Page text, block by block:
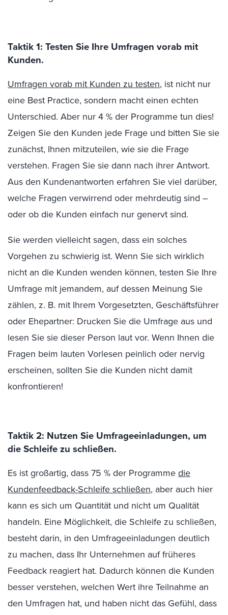
Taktik 1: Testen Sie Ihre Umfragen vorab mit
Kunden.
Umfragen vorab mit Kunden zu testen, ist nicht nur
eine Best Practice, sondern macht einen echten
Unterschied. Aber nur 4 % der Programme tun dies!
Zeigen Sie den Kunden jede Frage und bitten Sie sie
zunächst, Ihnen mitzuteilen, wie sie die Frage
verstehen. Fragen Sie sie dann nach ihrer Antwort.
Aus den Kundenantworten erfahren Sie viel darüber,
welche Fragen verwirrend oder mehrdeutig sind –
oder ob die Kunden einfach nur genervt sind.
Sie werden vielleicht sagen, dass ein solches
Vorgehen zu schwierig ist. Wenn Sie sich wirklich
nicht an die Kunden wenden können, testen Sie Ihre
Umfrage mit jemandem, auf dessen Meinung Sie
zählen, z. B. mit Ihrem Vorgesetzten, Geschäftsführer
oder Ehepartner: Drucken Sie die Umfrage aus und
lesen Sie sie dieser Person laut vor. Wenn Ihnen die
Fragen beim lauten Vorlesen peinlich oder nervig
erscheinen, sollten Sie die Kunden nicht damit
konfrontieren!
Taktik 2: Nutzen Sie Umfrageeinladungen, um
die Schleife zu schließen.
Es ist großartig, dass 75 % der Programmedie
Kundenfeedback-Schleife schließen, aber auch hier
kann es sich um Quantität und nicht um Qualität
handeln. Eine Möglichkeit, die Schleife zu schließen,
besteht darin, in den Umfrageeinladungen deutlich
zu machen, dass Ihr Unternehmen auf früheres
Feedback reagiert hat. Dadurch können die Kunden
besser verstehen, welchen Wert ihre Teilnahme an
den Umfragen hat, und haben nicht das Gefühl, dass